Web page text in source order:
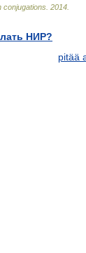
conjugations 2014
НИР?
pitää